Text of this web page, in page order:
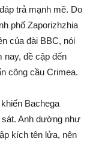
trả mạnh mẽ. Do
phố Zaporizhzhia
của đài BBC, nói
nay, đề cập đến
công cầu Crimea.
Bachega
sát. Anh dường như
kích tên lửa, nên